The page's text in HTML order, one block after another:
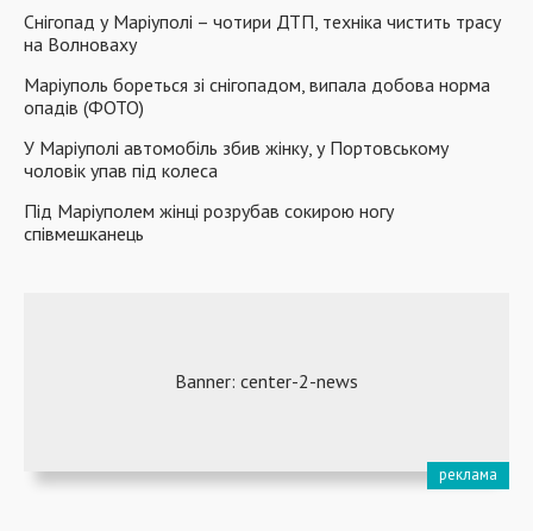
Снігопад у Маріуполі – чотири ДТП, техніка чистить трасу
на Волноваху
Маріуполь бореться зі снігопадом, випала добова норма
опадів (ФОТО)
У Маріуполі автомобіль збив жінку, у Портовському
чоловік упав під колеса
Під Маріуполем жінці розрубав сокирою ногу
співмешканець